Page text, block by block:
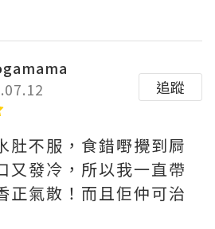
追蹤
肚不服，食錯嘢攪到屙
又發冷，所以我一直帶
正氣散！而且佢仲可治